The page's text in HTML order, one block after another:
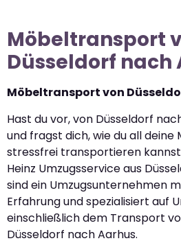
Möbeltransport
Düsseldorf nach
Möbeltransport von
Hast du vor, von Düsseldorf
und fragst dich, wie du all deine
stressfrei transportieren
Heinz Umzugsservice aus
sind ein Umzugsunternehmen
Erfahrung und spezialisiert auf
einschließlich dem Transport
Düsseldorf nach Aarhus.